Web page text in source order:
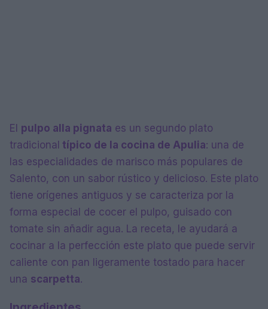
El pulpo alla pignata es un segundo plato
tradicional típico de la cocina de Apulia: una de
las especialidades de marisco más populares de
Salento, con un sabor rústico y delicioso. Este plato
tiene orígenes antiguos y se caracteriza por la
forma especial de cocer el pulpo, guisado con
tomate sin añadir agua. La receta, le ayudará a
cocinar a la perfección este plato que puede servir
caliente con pan ligeramente tostado para hacer
una scarpetta.